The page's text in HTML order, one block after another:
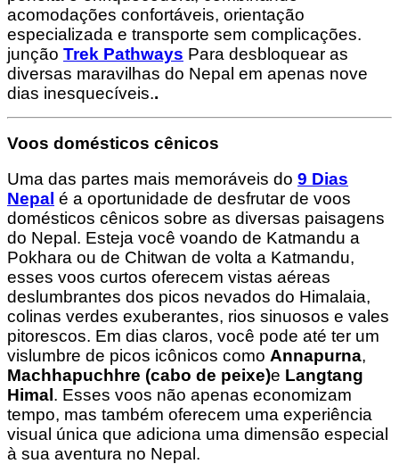
acomodações confortáveis, orientação
especializada e transporte sem complicações.
junção Trek Pathways Para desbloquear as
diversas maravilhas do Nepal em apenas nove
dias inesquecíveis..
Voos domésticos cênicos
Uma das partes mais memoráveis do 9 Dias
Nepal é a oportunidade de desfrutar de voos
domésticos cênicos sobre as diversas paisagens
do Nepal. Esteja você voando de Katmandu a
Pokhara ou de Chitwan de volta a Katmandu,
esses voos curtos oferecem vistas aéreas
deslumbrantes dos picos nevados do Himalaia,
colinas verdes exuberantes, rios sinuosos e vales
pitorescos. Em dias claros, você pode até ter um
vislumbre de picos icônicos como Annapurna,
Machhapuchhre (cabo de peixe)e Langtang
Himal. Esses voos não apenas economizam
tempo, mas também oferecem uma experiência
visual única que adiciona uma dimensão especial
à sua aventura no Nepal.